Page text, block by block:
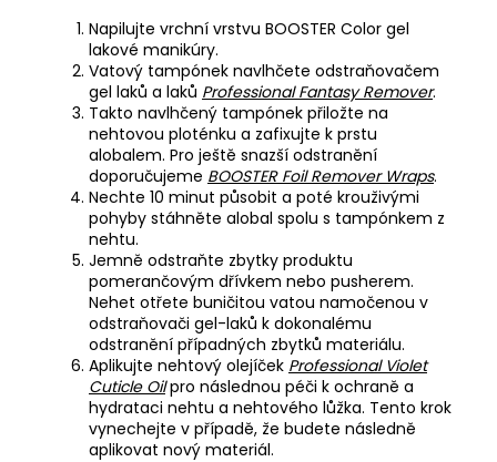
Napilujte vrchní vrstvu BOOSTER Color gel
lakové manikúry.
Vatový tampónek navlhčete odstraňovačem
gel laků a laků Professional Fantasy Remover.
Takto navlhčený tampónek přiložte na
nehtovou ploténku a zafixujte k prstu
alobalem. Pro ještě snazší odstranění
doporučujeme BOOSTER Foil Remover Wraps.
Nechte 10 minut působit a poté krouživými
pohyby stáhněte alobal spolu s tampónkem z
nehtu.
Jemně odstraňte zbytky produktu
pomerančovým dřívkem nebo pusherem.
Nehet otřete buničitou vatou namočenou v
odstraňovači gel-laků k dokonalému
odstranění případných zbytků materiálu.
Aplikujte nehtový olejíček Professional Violet
Cuticle Oilpro následnou péči k ochraně a
hydrataci nehtu a nehtového lůžka. Tento krok
vynechejte v případě, že budete následně
aplikovat nový materiál.